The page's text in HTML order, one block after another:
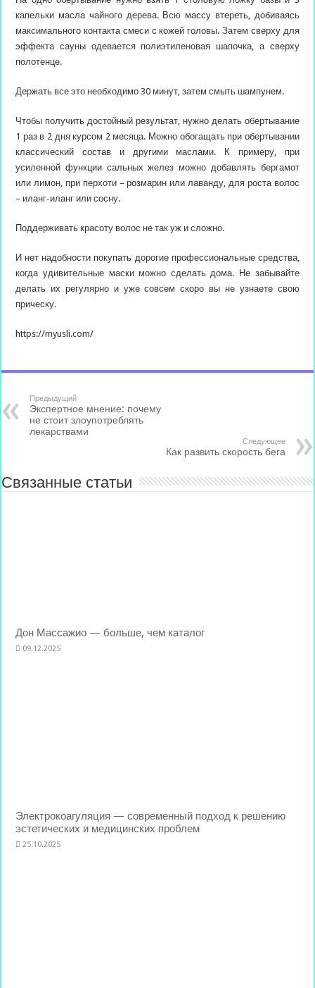
капельки масла чайного дерева. Всю массу втереть, добиваясь
максимального контакта смеси с кожей головы. Затем сверху для
эффекта сауны одевается полиэтиленовая шапочка, а сверху
полотенце.
Держать все это необходимо 30 минут, затем смыть шампунем.
Чтобы получить достойный результат, нужно делать обертывание
1 раз в 2 дня курсом 2 месяца. Можно обогащать при обертывании
классический состав и другими маслами. К примеру, при
усиленной функции сальных желез можно добавлять бергамот
или лимон, при перхоти – розмарин или лаванду, для роста волос
– иланг-иланг или сосну.
Поддерживать красоту волос не так уж и сложно.
И нет надобности покупать дорогие профессиональные средства,
когда удивительные маски можно сделать дома. Не забывайте
делать их регулярно и уже совсем скоро вы не узнаете свою
прическу.
https://myusli.com/
Предыдущий
Экспертное мнение: почему
не стоит злоупотреблять
лекарствами
Следующее
Как развить скорость бега
Связанные статьи
Дон Массажио — больше, чем каталог
09.12.2025
Электрокоагуляция — современный подход к решению
эстетических и медицинских проблем
25.10.2025